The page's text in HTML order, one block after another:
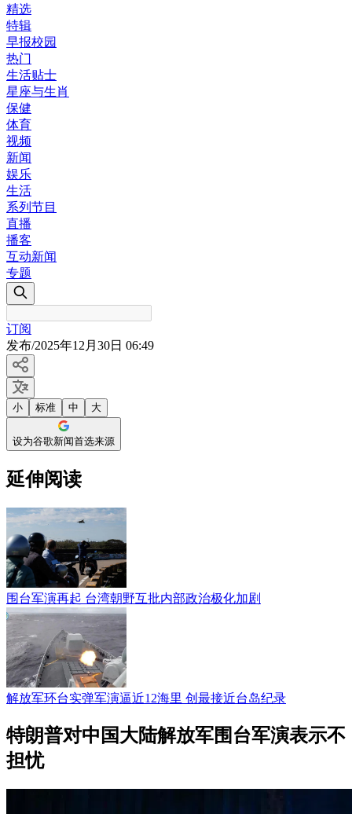
精选
特辑
早报校园
热门
生活贴士
星座与生肖
保健
体育
视频
新闻
娱乐
生活
系列节目
直播
播客
互动新闻
专题
订阅
发布/2025年12月30日 06:49
小 标准 中 大
设为谷歌新闻首选来源
延伸阅读
围台军演再起 台湾朝野互批内部政治极化加剧
解放军环台实弹军演逼近12海里 创最接近台岛纪录
特朗普对中国大陆解放军围台军演表示不
担忧